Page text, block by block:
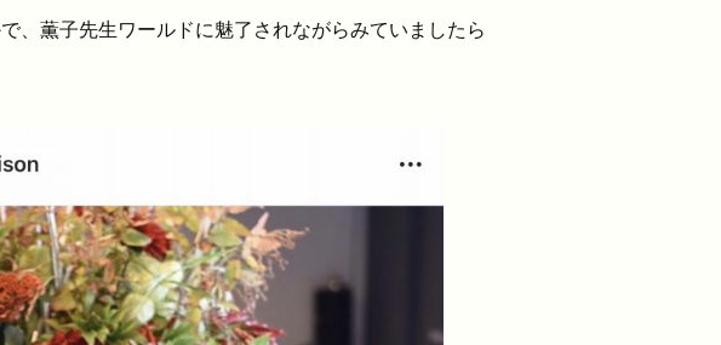
、薫子先生ワールドに魅了されながらみていましたら